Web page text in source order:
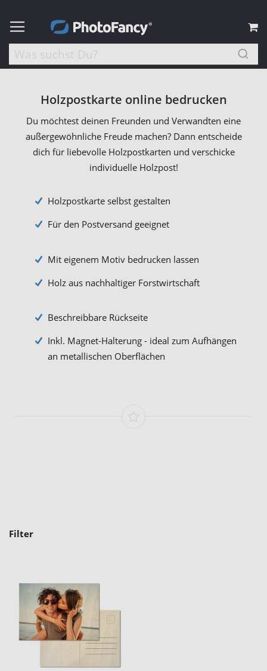
Holzpostkarte online bedrucken
Du möchtest deinen Freunden und Verwandten eine
außergewöhnliche Freude machen? Dann entscheide
dich für liebevolle Holzpostkarten und verschicke
individuelle Holzpost!
Holzpostkarte selbst gestalten
Für den Postversand geeignet
Mit eigenem Motiv bedrucken lassen
Holz aus nachhaltiger Forstwirtschaft
Beschreibbare Rückseite
Inkl. Magnet-Halterung - ideal zum Aufhängen
an metallischen Oberflächen
Filter